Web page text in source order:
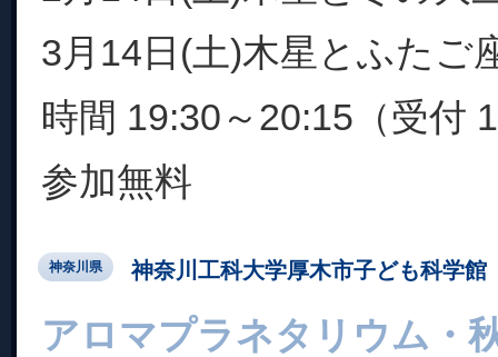
3月14日(土)木星とふたご
時間 19:30～20:15（受付
参加無料
神奈川県 神奈川工科大学厚木市子ども科学館
アロマプラネタリウム・